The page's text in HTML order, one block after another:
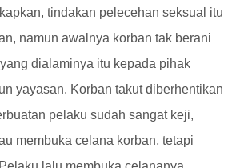
tindakan pelecehan seksual itu
namun awalnya korban tak berani
dialaminya itu kepada pihak
yayasan. Korban takut diberhentikan
pelaku sudah sangat keji,
membuka celana korban, tetapi